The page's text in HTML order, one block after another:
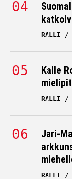
RALLI
Kalle
RALLI
Jari-
RALLI